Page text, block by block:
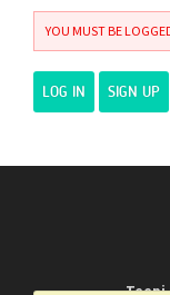
YOU MUST BE
LOG IN SIGN UP